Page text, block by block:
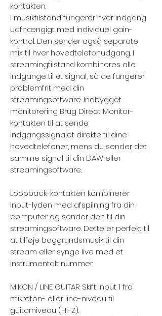
kontakten.
I musiktilstand fungerer hver indgang
uafhængigt med individuel gain-
kontrol. Den sender også separate
mix til hver hovedtelefonudgang. I
streamingtilstand kombineres alle
indgange til ét signal, så de fungerer
problemfrit med din
streamingsoftware. Indbygget
monitorering Brug Direct Monitor-
kontakten til at sende
indgangssignalet direkte til dine
hovedtelefoner, mens du sender det
samme signal til din DAW eller
streamingsoftware.
Loopback-kontakten kombinerer
input-lyden med afspilning fra din
computer og sender den til din
streamingsoftware. Dette er perfekt til
at tilføje baggrundsmusik til din
stream eller synge live med et
instrumentalt nummer.
MIKON / LINE GUITAR Skift Input 1 fra
mikrofon- eller line-niveau til
guitarniveau (Hi-Z).